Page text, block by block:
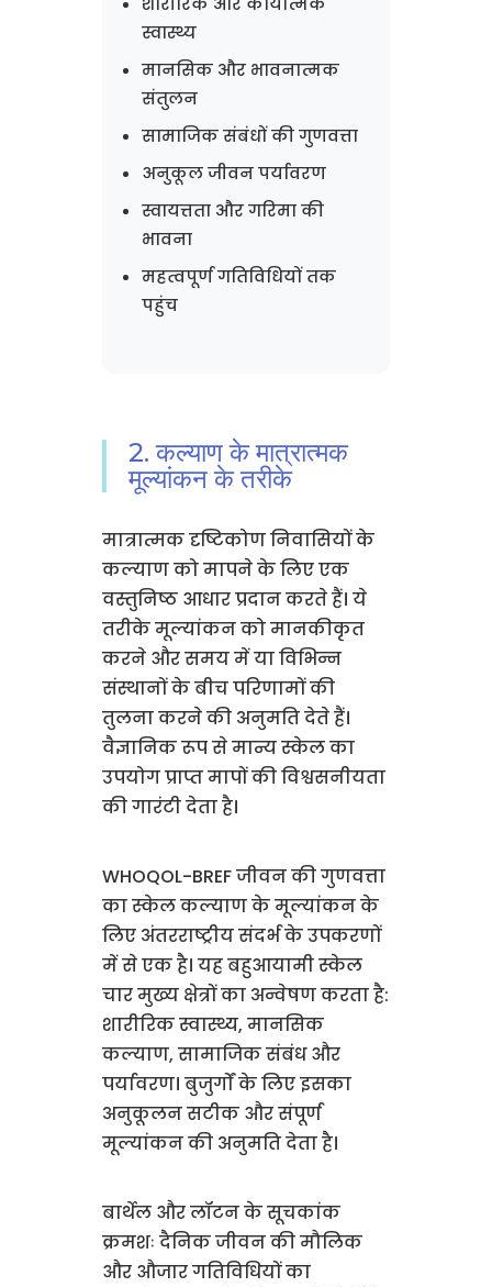
स्वास्थ्य
मानसिक और भावनात्मक
संतुलन
सामाजिक संबंधों की गुणवत्ता
अनुकूल जीवन पर्यावरण
स्वायत्तता और गरिमा की
भावना
महत्वपूर्ण गतिविधियों तक
पहुंच
2. कल्याण के मात्रात्मक
मूल्यांकन के तरीके
मात्रात्मक दृष्टिकोण निवासियों के
कल्याण को मापने के लिए एक
वस्तुनिष्ठ आधार प्रदान करते हैं। ये
तरीके मूल्यांकन को मानकीकृत
करने और समय में या विभिन्न
संस्थानों के बीच परिणामों की
तुलना करने की अनुमति देते हैं।
वैज्ञानिक रूप से मान्य स्केल का
उपयोग प्राप्त मापों की विश्वसनीयता
की गारंटी देता है।
WHOQOL-BREF जीवन की गुणवत्ता
का स्केल कल्याण के मूल्यांकन के
लिए अंतरराष्ट्रीय संदर्भ के उपकरणों
में से एक है। यह बहुआयामी स्केल
चार मुख्य क्षेत्रों का अन्वेषण करता है:
शारीरिक स्वास्थ्य, मानसिक
कल्याण, सामाजिक संबंध और
पर्यावरण। बुजुर्गों के लिए इसका
अनुकूलन सटीक और संपूर्ण
मूल्यांकन की अनुमति देता है।
बार्थेल और लॉटन के सूचकांक
क्रमशः दैनिक जीवन की मौलिक
और औजार गतिविधियों का